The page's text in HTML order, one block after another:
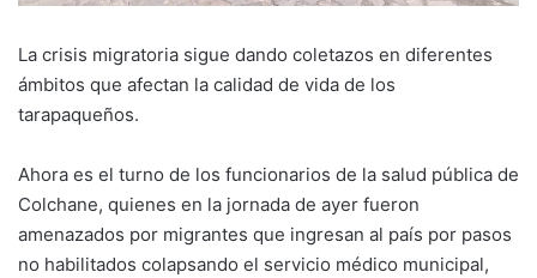
La crisis migratoria sigue dando coletazos en diferentes
ámbitos que afectan la calidad de vida de los
tarapaqueños.
Ahora es el turno de los funcionarios de la salud pública de
Colchane, quienes en la jornada de ayer fueron
amenazados por migrantes que ingresan al país por pasos
no habilitados colapsando el servicio médico municipal,